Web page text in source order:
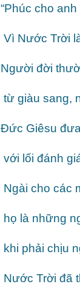
“Phúc cho
Vì Nước Trời
Người đời
từ giàu sang,
Đức Giêsu
với lối đánh
Ngài cho các
họ là những
khi phải chịu
Nước Trời đã